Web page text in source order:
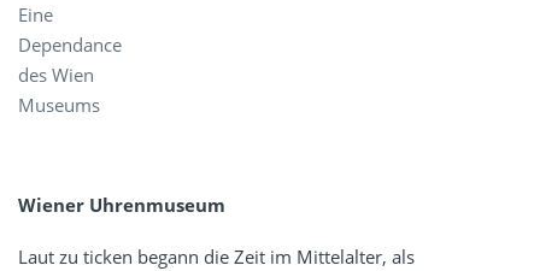
Eine
Dependance
des Wien
Museums
Wiener Uhrenmuseum
Laut zu ticken begann die Zeit im Mittelalter, als